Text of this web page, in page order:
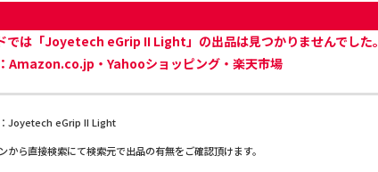
では「Joyetech eGrip II Light」の出品は見つかりませんでした。
Amazon.co.jp・Yahooショッピング・楽天市場
Joyetech eGrip II Light
から直接検索にて検索元で出品の有無をご確認頂けます。